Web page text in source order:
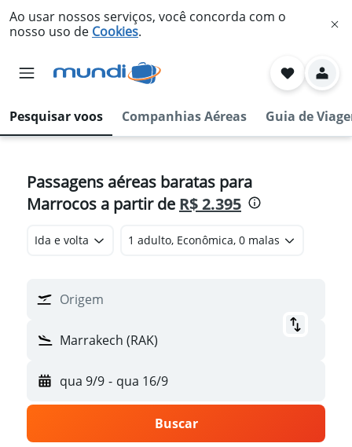
Ao usar nossos serviços, você concorda com o
nosso uso de Cookies.
Pesquisar voos Companhias Aéreas Guia de
Passagens aéreas baratas para
Marrocos a partir de R$ 2.395
Ida e volta 1 adulto, Econômica, 0 malas
Origem
Marrakech (RAK)
qua 9/9 - qua 16/9
Buscar